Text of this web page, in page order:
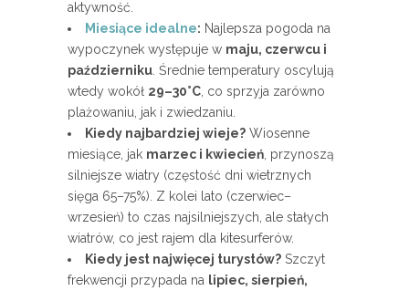
aktywność.
Miesiące idealne: Najlepsza pogoda na
wypoczynek występuje w maju, czerwcu i
październiku . Średnie temperatury oscylują
wtedy wokół 29–30°C , co sprzyja zarówno
plażowaniu, jak i zwiedzaniu.
Kiedy najbardziej wieje? Wiosenne
miesiące, jak marzec i kwiecień , przynoszą
silniejsze wiatry (częstość dni wietrznych
sięga 65–75%). Z kolei lato (czerwiec–
wrzesień) to czas najsilniejszych, ale stałych
wiatrów, co jest rajem dla kitesurferów.
Kiedy jest najwięcej turystów? Szczyt
frekwencji przypada na lipiec, sierpień,